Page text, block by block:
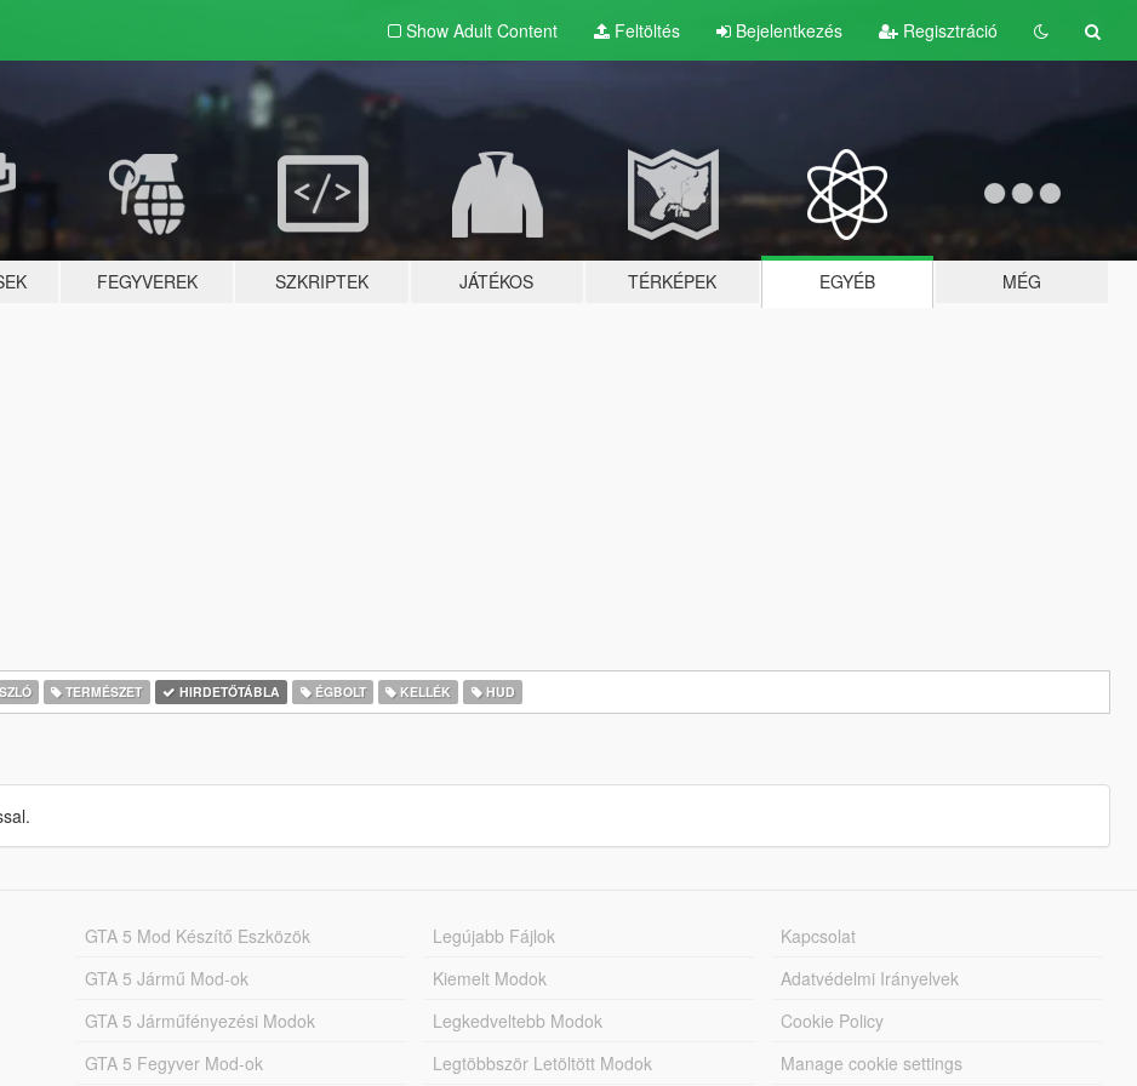
Show Adult Content Feltöltés Bejelentkezés Regisztráció
FEGYVEREK SZKRIPTEK JÁTÉKOS TÉRKÉPEK EGYÉB MÉG
TERMÉSZET HIRDETŐTÁBLA ÉGBOLT KELLÉK HUD
GTA 5 Mod Készítő Eszközök
GTA 5 Jármű Mod-ok
GTA 5 Járműfényezési Modok
GTA 5 Fegyver Mod-ok
Legújabb Fájlok
Kiemelt Modok
Legkedveltebb Modok
Legtöbbször Letöltött Modok
Kapcsolat
Adatvédelmi Irányelvek
Cookie Policy
Manage cookie settings